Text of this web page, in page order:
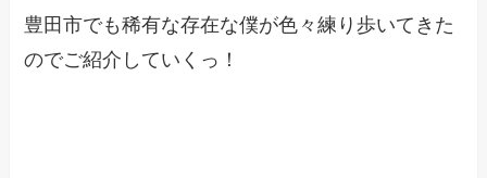
豊田市でも稀有な存在な僕が色々練り歩いてきた
のでご紹介していくっ！